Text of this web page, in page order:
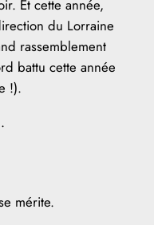
Et cette année,
du Lorraine
rassemblement
battu cette année
!).
mérite.